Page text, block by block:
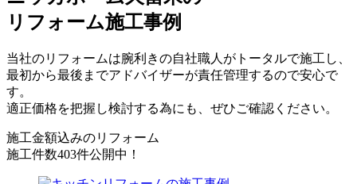
リフォーム施工事例
当社のリフォームは腕利きの自社職人がトータルで施工し、
最初から最後までアドバイザーが責任管理するので安心で
す。
適正価格を把握し検討する為にも、ぜひご確認ください。
施工金額込みのリフォーム
施工件数403件公開中！